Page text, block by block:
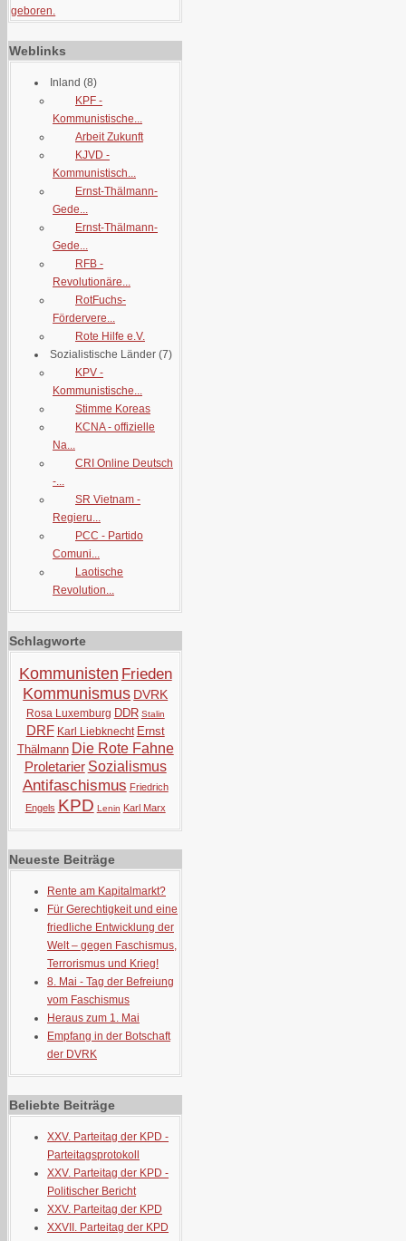
geboren.
Weblinks
Inland (8)
KPF -
Kommunistische...
Arbeit Zukunft
KJVD -
Kommunistisch...
Ernst-Thälmann-
Gede...
Ernst-Thälmann-
Gede...
RFB -
Revolutionäre...
RotFuchs-
Fördervere...
Rote Hilfe e.V.
Sozialistische Länder (7)
KPV -
Kommunistische...
Stimme Koreas
KCNA - offizielle
Na...
CRI Online Deutsch
-...
SR Vietnam -
Regieru...
PCC - Partido
Comuni...
Laotische
Revolution...
Schlagworte
Kommunisten Frieden
Kommunismus DVRK
Rosa Luxemburg DDR Stalin
DRF Karl Liebknecht Ernst
Thälmann Die Rote Fahne
Proletarier Sozialismus
Antifaschismus Friedrich
Engels KPD Lenin Karl Marx
Neueste Beiträge
Rente am Kapitalmarkt?
Für Gerechtigkeit und eine
friedliche Entwicklung der
Welt – gegen Faschismus,
Terrorismus und Krieg!
8. Mai - Tag der Befreiung
vom Faschismus
Heraus zum 1. Mai
Empfang in der Botschaft
der DVRK
Beliebte Beiträge
XXV. Parteitag der KPD -
Parteitagsprotokoll
XXV. Parteitag der KPD -
Politischer Bericht
XXV. Parteitag der KPD
XXVII. Parteitag der KPD